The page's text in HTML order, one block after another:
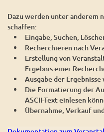
Dazu werden unter
schaffen:
Eingabe, Suchen,
Recherchieren nach
Erstellung von
Ergebnis einer
Ausgabe der
Die Formatierung der
ASCII-Text einlesen
Übernahme, Verkauf